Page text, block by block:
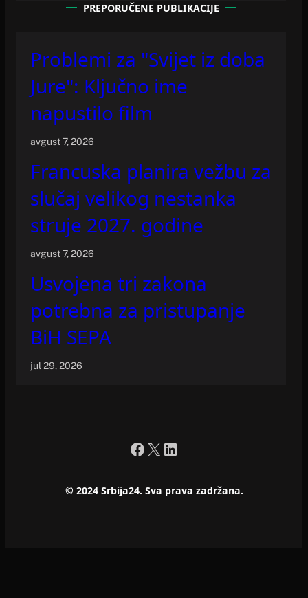
PREPORUČENE PUBLIKACIJE
Problemi za "Svijet iz doba
Jure": Ključno ime
napustilo film
avgust 7, 2026
Francuska planira vežbu za
slučaj velikog nestanka
struje 2027. godine
avgust 7, 2026
Usvojena tri zakona
potrebna za pristupanje
BiH SEPA
jul 29, 2026
Facebook
X LinkedIn
© 2024 Srbija24. Sva prava zadržana.